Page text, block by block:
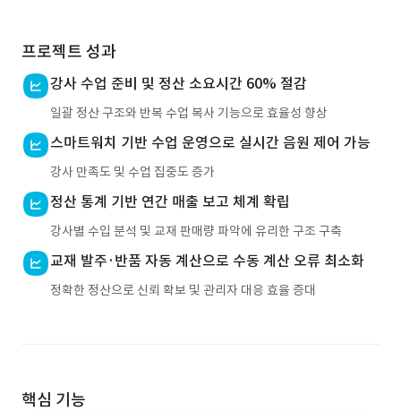
프로젝트 성과
강사 수업 준비 및 정산 소요시간 60% 절감
일괄 정산 구조와 반복 수업 복사 기능으로 효율성 향상
스마트워치 기반 수업 운영으로 실시간 음원 제어 가능
강사 만족도 및 수업 집중도 증가
정산 통계 기반 연간 매출 보고 체계 확립
강사별 수입 분석 및 교재 판매량 파악에 유리한 구조 구축
교재 발주·반품 자동 계산으로 수동 계산 오류 최소화
정확한 정산으로 신뢰 확보 및 관리자 대응 효율 증대
핵심 기능